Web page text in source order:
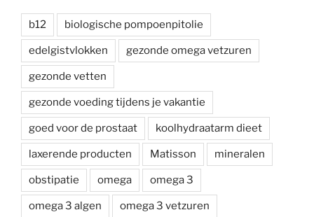
b12 biologische pompoenpitolie
edelgistvlokken gezonde omega vetzuren
gezonde vetten
gezonde voeding tijdens je vakantie
goed voor de prostaat koolhydraatarm dieet
laxerende producten Matisson mineralen
obstipatie omega omega 3
omega 3 algen omega 3 vetzuren